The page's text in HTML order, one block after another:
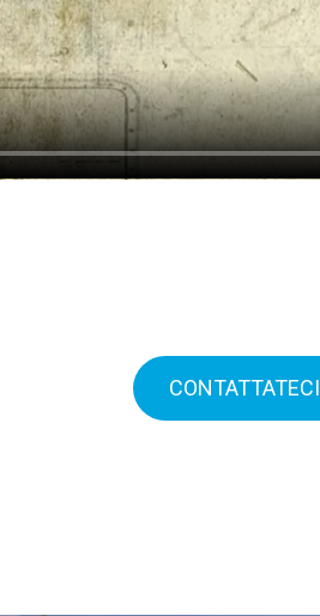
CONTATTATECI